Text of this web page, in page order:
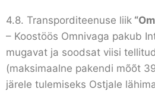
4.8. Transporditeenuse liik
– Koostöös Omnivaga pakub
mugavat ja soodsat viisi
(maksimaalne pakendi mõõt
järele tulemiseks Ostjale